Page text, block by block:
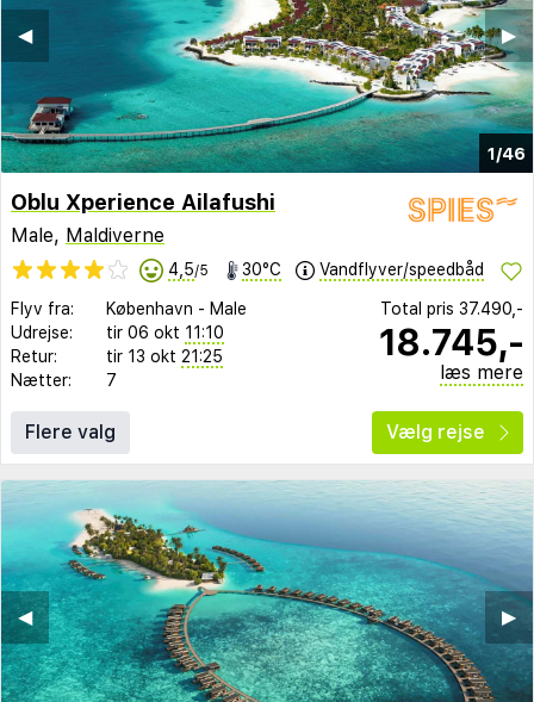
1/46
▶︎
◀︎
Oblu Xperience Ailafushi
Male, Maldiverne
4,5/5 30°C Vandflyver/speedbåd
Flyv fra: København - Male
Udrejse:
tir 06 okt 11:10
Retur:
tir 13 okt 21:25
Nætter:
7
Total pris 37.490,-
18.745,-
læs mere
Flere valg Vælg rejse
▶︎
◀︎